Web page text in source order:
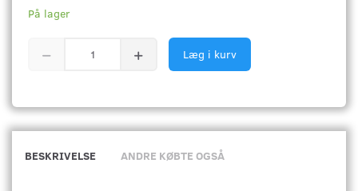
På lager
Læg i kurv
BESKRIVELSE ANDRE KØBTE OGSÅ